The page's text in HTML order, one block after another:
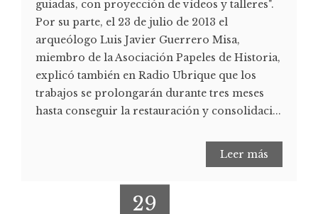
guiadas, con proyección de vídeos y talleres".
Por su parte, el 23 de julio de 2013 el
arqueólogo Luis Javier Guerrero Misa,
miembro de la Asociación Papeles de Historia,
explicó también en Radio Ubrique que los
trabajos se prolongarán durante tres meses
hasta conseguir la restauración y consolidaci...
Leer más
29